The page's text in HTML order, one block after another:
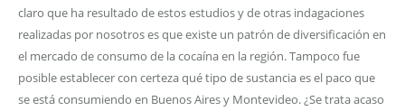
claro que ha resultado de estos estudios y de otras indagaciones
realizadas por nosotros es que existe un patrón de diversificación en
el mercado de consumo de la cocaína en la región. Tampoco fue
posible establecer con certeza qué tipo de sustancia es el paco que
se está consumiendo en Buenos Aires y Montevideo. ¿Se trata acaso